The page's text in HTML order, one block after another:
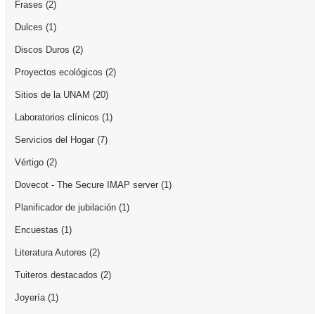
Frases (2)
Dulces (1)
Discos Duros (2)
Proyectos ecológicos (2)
Sitios de la UNAM (20)
Laboratorios clínicos (1)
Servicios del Hogar (7)
Vértigo (2)
Dovecot - The Secure IMAP server (1)
Planificador de jubilación (1)
Encuestas (1)
Literatura Autores (2)
Tuiteros destacados (2)
Joyería(1)